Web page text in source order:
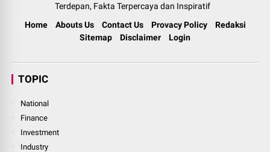
Terdepan, Fakta Terpercaya dan Inspiratif
Home
Abouts Us Contact Us Provacy Policy
Redaksi
Sitemap
Disclaimer Login
TOPIC
National
Finance
Investment
Industry